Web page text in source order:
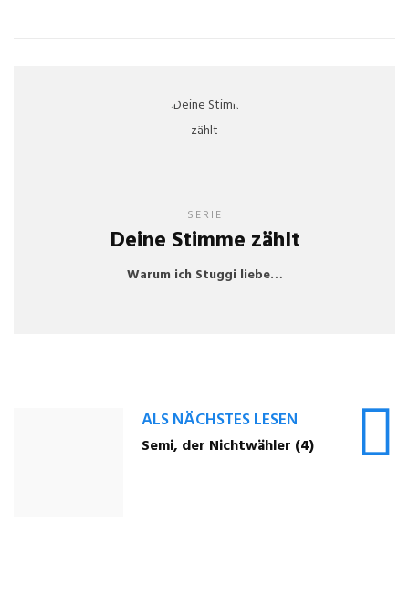
SERIE
Deine Stimme zählt
Warum ich Stuggi liebe…
ALS NÄCHSTES LESEN
Semi, der Nichtwähler (4)